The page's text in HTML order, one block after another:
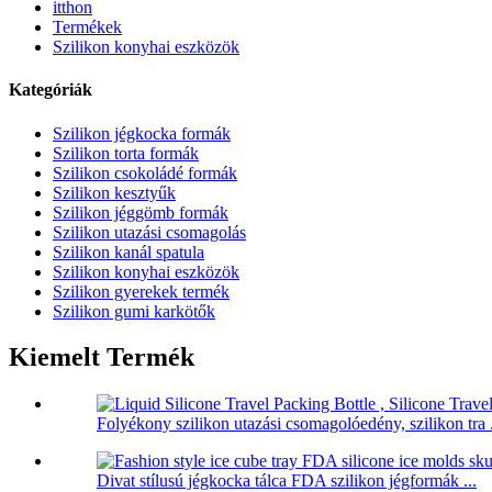
itthon
Termékek
Szilikon konyhai eszközök
Kategóriák
Szilikon jégkocka formák
Szilikon torta formák
Szilikon csokoládé formák
Szilikon kesztyűk
Szilikon jéggömb formák
Szilikon utazási csomagolás
Szilikon kanál spatula
Szilikon konyhai eszközök
Szilikon gyerekek termék
Szilikon gumi karkötők
Kiemelt Termék
Folyékony szilikon utazási csomagolóedény, szilikon tra
Divat stílusú jégkocka tálca FDA szilikon jégformák ...